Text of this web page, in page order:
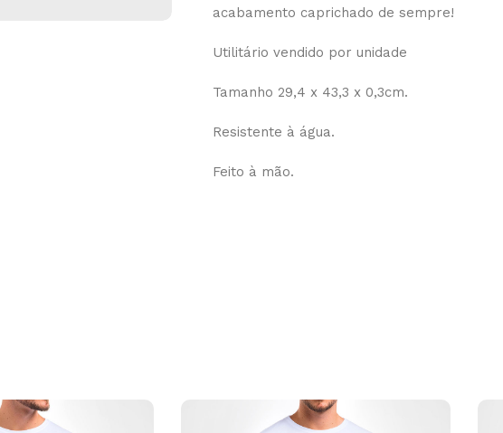
acabamento caprichado de sempre!
Utilitário vendido por unidade
Tamanho 29,4 x 43,3 x 0,3cm.
Resistente à água.
Feito à mão.